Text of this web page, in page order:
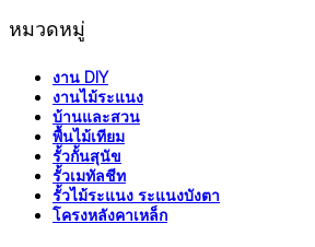
หมวดหมู่
งาน DIY
งานไม้ระแนง
บ้านและสวน
พื้นไม้เทียม
รั้วกั้นสุนัข
รั้วเมทัลชีท
รั้วไม้ระแนง ระแนงบังตา
โครงหลังคาเหล็ก